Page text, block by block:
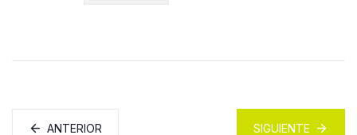
ANTERIOR SIGUIENTE